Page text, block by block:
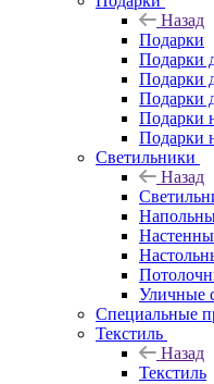
Назад
Подарки
Подарки
Подарки
Подарки
Подарки
Подарки
Светильники
Назад
Уличные
Специальные
Текстиль
Назад
Текстиль